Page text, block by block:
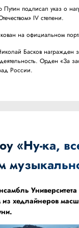
подписал указ о
IV степени.
на официальном
Басков награжден
Орден «За
России.
«Ну-ка,
из хедлайнеров